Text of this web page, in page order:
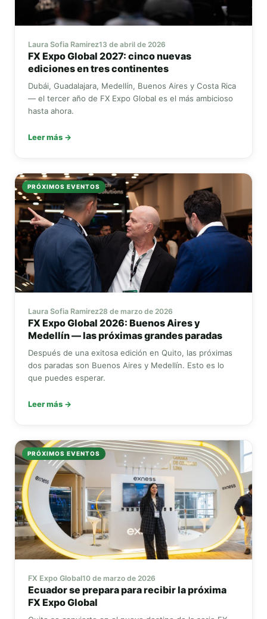
Laura Sofia Ramirez13 de abril de 2026
FX Expo Global 2027: cinco nuevas
ediciones en tres continentes
Dubái, Guadalajara, Medellín, Buenos Aires y Costa Rica
— el tercer año de FX Expo Global es el más ambicioso
hasta ahora.
Leer más →
PRÓXIMOS EVENTOS
Laura Sofia Ramirez28 de marzo de 2026
FX Expo Global 2026: Buenos Aires y
Medellín — las próximas grandes paradas
Después de una exitosa edición en Quito, las próximas
dos paradas son Buenos Aires y Medellín. Esto es lo
que puedes esperar.
Leer más →
PRÓXIMOS EVENTOS
FX Expo Global10 de marzo de 2026
Ecuador se prepara para recibir la próxima
FX Expo Global